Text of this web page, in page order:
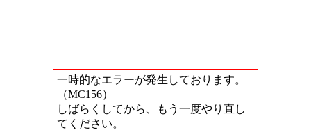
一時的なエラーが発生しております。
（MC156）
しばらくしてから、もう一度やり直し
てください。